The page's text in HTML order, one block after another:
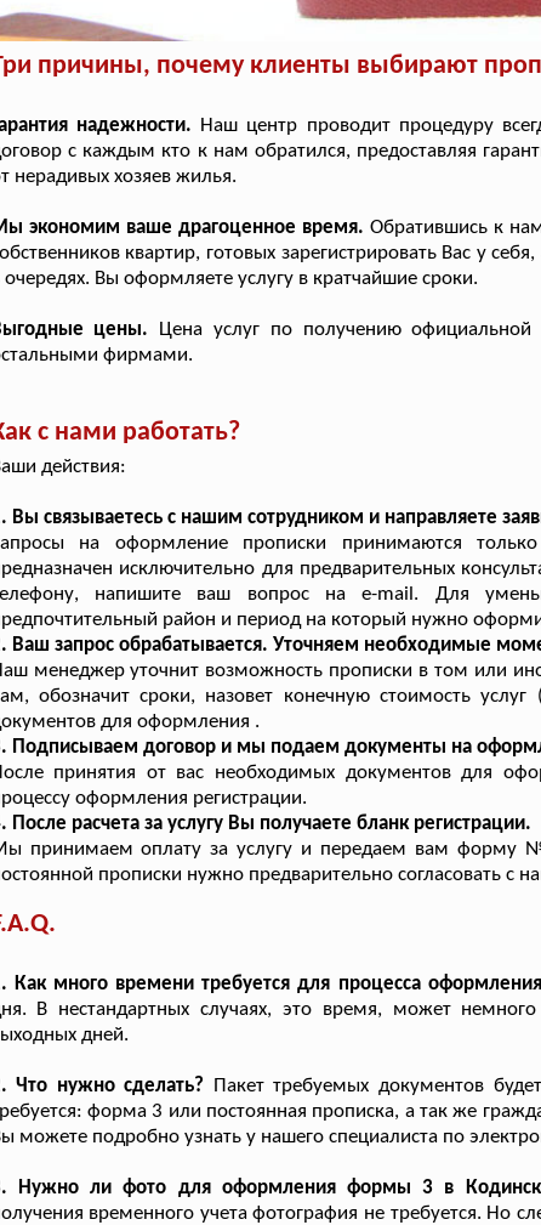
причины, почему клиенты выбирают
надежности. Наш центр проводит процедуру
с каждым кто к нам обратился, предоставляя
нерадивых хозяев жилья.
экономим ваше драгоценное время. Обратившись к
квартир, готовых зарегистрировать Вас у
очередях. Вы оформляете услугу в кратчайшие сроки.
цены. Цена услуг по получению
фирмами.
с нами работать?
действия:
Вы связываетесь с нашим сотрудником и направляете
на оформление прописки принимаются
исключительно для предварительных
напишите ваш вопрос на e-mail. Для
район и период на который нужно
Ваш запрос обрабатывается. Уточняем необходимые
менеджер уточнит возможность прописки в том или
обозначит сроки, назовет конечную стоимость
для оформления .
Подписываем договор и мы подаем документы на
принятия от вас необходимых документов для
оформления регистрации.
После расчета за услугу Вы получаете бланк регистрации.
принимаем оплату за услугу и передаем вам форму
прописки нужно предварительно согласовать
Как много времени требуется для процесса
В нестандартных случаях, это время, может
дней.
Что нужно сделать? Пакет требуемых документов
форма 3 или постоянная прописка, а так же
можете подробно узнать у нашего специалиста по
Нужно ли фото для оформления формы 3 в
временного учета фотография не требуется. Но